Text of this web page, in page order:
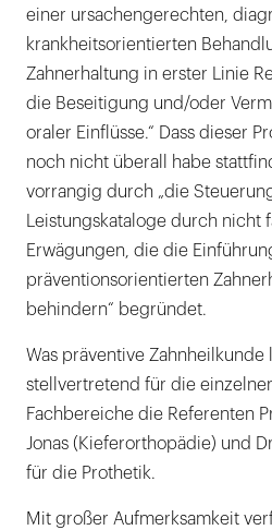
einer ursachengerechten,
krankheitsorientierten
Zahnerhaltung in erster Linie
die Beseitigung und/oder
oraler Einflüsse.“ Dass dieser
noch nicht überall habe
vorrangig durch „die
Leistungskataloge durch
Erwägungen, die die
präventionsorientierten
behindern“ begründet.
Was präventive Zahnheilkunde
stellvertretend für die
Fachbereiche die Referenten
Jonas (Kieferorthopädie) und
für die Prothetik.
Mit großer Aufmerksamkeit